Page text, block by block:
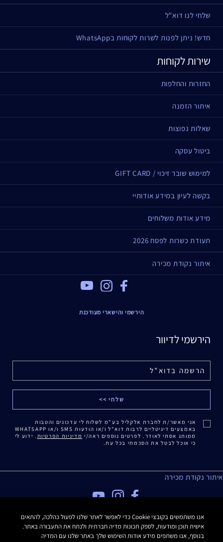
שלחי לנו דוא"ל
חדש! ניתן לפנות לשרות לקוחות בWhatsApp
שירות לקוחות
החזרות והחלפות
איתור הזמנה
שאלות נפוצות
ביטול עסקה
למימוש שובר זיכוי / GIFT CARD
בקשה לעיון במידע אודותיי
מידע אודות משלוחים
תעודת כשרות לפסח 2026
איתור נקודת מכירה
Facebook
הירשמי והישארי מעודכנת
הירשמי לדיוור
אני מאשר/ת לחברת אלקליל בע"מ לשלוח לי עדכונים והטבות
באמצעים דיגיטליים לרבות דוא"ל ו/או הודעות SMS ו/או WHATSAPP
ממותג אסתי לאודר. לפרטים נוספים ראה/י מדיניות הפרטיות . ידוע לי
כי אוכל לבטל את הסכמתי בכל עת.
איתור נקודת מכירה
מדיניות פרטיות
תנאי שימוש
תקנון האתר
אנו משתמשים בקובצי Cookie כדי לאפשר לאתר שלנו לפעול כהלכה, להתאים
אישית תוכן ומודעות, לספק תכונות מדיה חברתית ולנתח את התעבורה באתר.
בנוסף, אנו משתפים מידע אודות השימוש שלך באתר שלנו עם המדיה